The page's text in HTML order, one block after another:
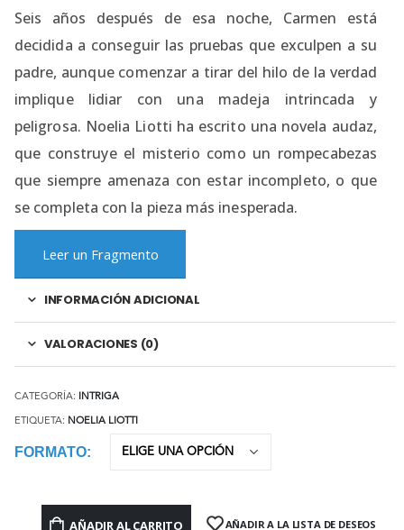
Seis años después de esa noche, Carmen está
decidida a conseguir las pruebas que exculpen a su
padre, aunque comenzar a tirar del hilo de la verdad
implique lidiar con una madeja intrincada y
peligrosa. Noelia Liotti ha escrito una novela audaz,
que construye el misterio como un rompecabezas
que siempre amenaza con estar incompleto, o que
se completa con la pieza más inesperada.
Leer un Fragmento
INFORMACIÓN ADICIONAL
VALORACIONES (0)
CATEGORÍA: INTRIGA
ETIQUETA: NOELIA LIOTTI
FORMATO
AÑADIR AL CARRITO AÑADIR A LA LISTA DE DESEOS